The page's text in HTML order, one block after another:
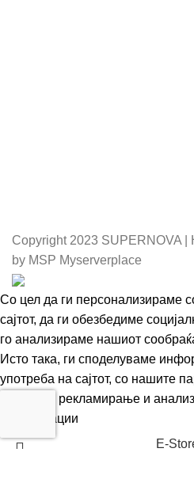
Copyright 2023 SUPERNOVA |
by MSP Myserverplace
Со цел да ги персонализираме
сајтот, да ги обезбедиме
го анализираме нашиот
Исто така, ги споделуваме
употреба на сајтот, со нашите
медиуми, рекламирање и
Информации
Е-